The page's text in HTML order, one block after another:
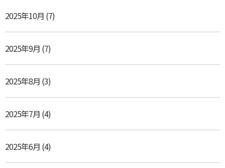
2025年10月 (7)
2025年9月 (7)
2025年8月 (3)
2025年7月 (4)
2025年6月 (4)